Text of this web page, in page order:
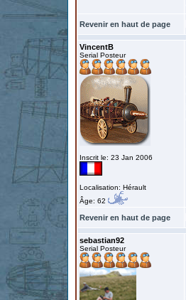
Revenir en haut de page
VincentB
Serial Posteur
Inscrit le: 23 Jan 2006
Localisation: Hérault
Âge: 62
Revenir en haut de page
sebastian92
Serial Posteur